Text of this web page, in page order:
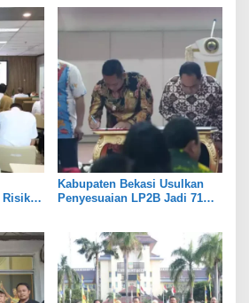
Risiko,
Kabupaten Bekasi Usulkan
Penyesuaian LP2B Jadi 71